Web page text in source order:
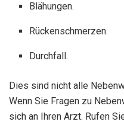
Blähungen.
Rückenschmerzen.
Durchfall.
Dies sind nicht alle
Wenn Sie Fragen zu
sich an Ihren Arzt. Rufen